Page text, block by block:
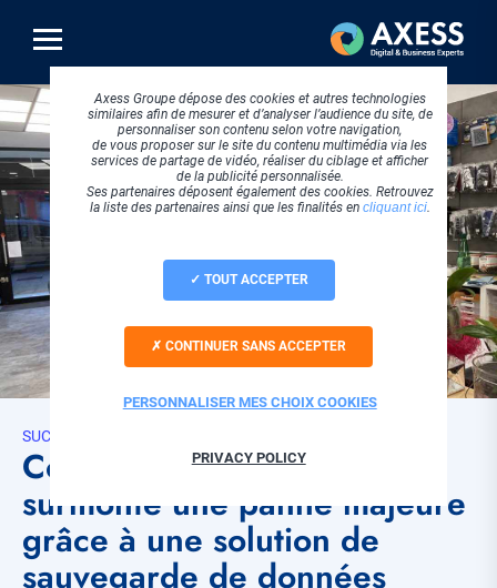
contenu
principal
SUCCESS STORIES
Comment SUD Optique a
surmonté une panne majeure
grâce à une solution de
sauvegarde de données
Axess Groupe dépose des cookies et autres technologies
similaires afin de mesurer et d’analyser l’audience du site, de
personnaliser son contenu selon votre navigation,
de vous proposer sur le site du contenu multimédia via les
services de partage de vidéo, réaliser du ciblage et afficher
de la publicité personnalisée.
Ses partenaires déposent également des cookies. Retrouvez
la liste des partenaires ainsi que les finalités en cliquant ici.
TOUT ACCEPTER
CONTINUER SANS ACCEPTER
PERSONNALISER MES CHOIX COOKIES
PRIVACY POLICY